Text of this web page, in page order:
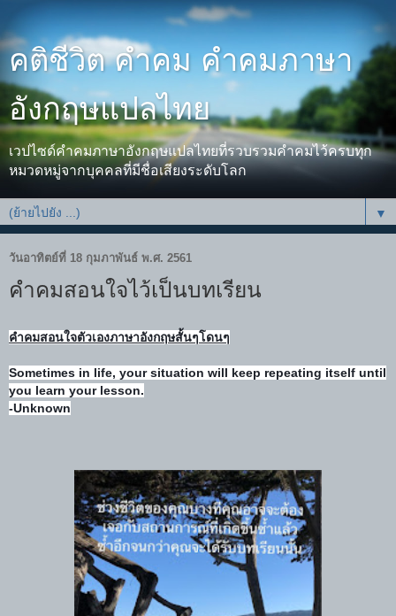
คติชีวิต คำคม คำคมภาษา
อังกฤษแปลไทย
เวปไซด์คำคมภาษาอังกฤษแปลไทยที่รวบรวมคำคมไว้ครบทุก
หมวดหมู่จากบุคคลที่มีชื่อเสียงระดับโลก
▼
วันอาทิตย์ที่ 18 กุมภาพันธ์ พ.ศ. 2561
คำคมสอนใจไว้เป็นบทเรียน
คำคมสอนใจตัวเองภาษาอังกฤษสั้นๆโดนๆ
Sometimes in life, your situation will keep repeating itself until
you learn your lesson.
-Unknown